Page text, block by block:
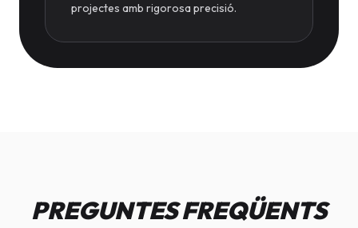
projectes amb rigorosa precisió.
PREGUNTES FREQÜENTS